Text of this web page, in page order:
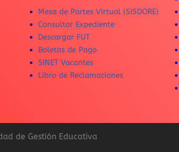
Mesa de Partes Virtual (SISDORE)
Consultar Expediente
Descargar FUT
Boletas de Pago
SINET Vacantes
Libro de Reclamaciones
de Gestión Educativa